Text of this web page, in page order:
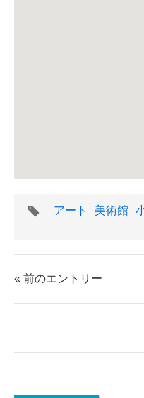
タ
アート 美術館
« 前のエントリー